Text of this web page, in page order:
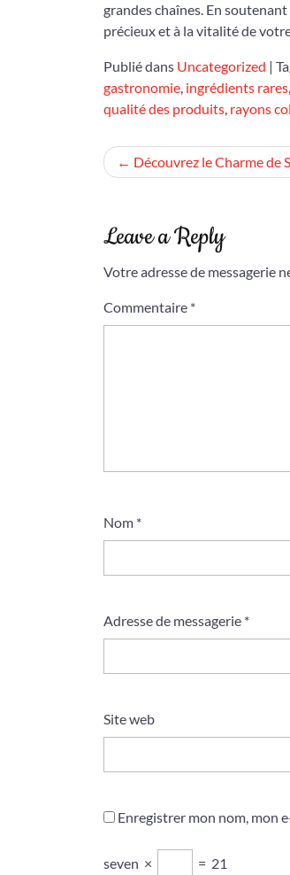
grandes chaînes. En
précieux et à la vitalité de
Publié dans Uncategorized |
gastronomie, ingrédients rares,
qualité des produits, rayons
Navigation
l’article
Découvrez le Charme de
Leave a Reply
Votre adresse de messagerie
Commentaire *
Nom *
Adresse de messagerie *
Site web
Enregistrer mon nom, mon
seven × = 21